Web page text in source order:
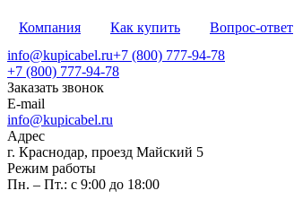
Компания Как купить Вопрос-ответ
info@kupicabel.ru+7 (800) 777-94-78
+7 (800) 777-94-78
Заказать звонок
E-mail
info@kupicabel.ru
Адрес
г. Краснодар, проезд Майский 5
Режим работы
Пн. – Пт.: с 9:00 до 18:00